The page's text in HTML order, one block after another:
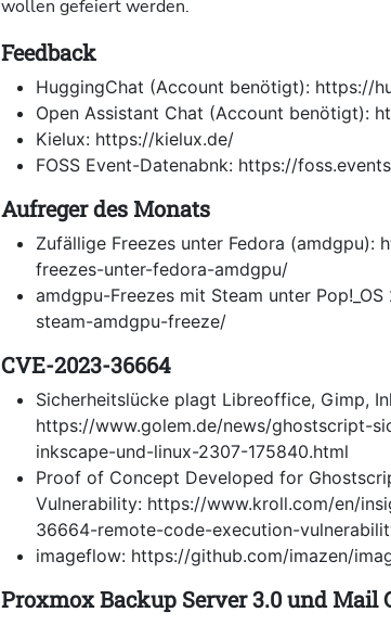
wollen gefeiert werden.
Feedback
HuggingChat (Account benötigt): https://
Open Assistant Chat (Account benötigt):
Kielux: https://kielux.de/
FOSS Event-Datenabnk: https://
Aufreger des Monats
Zufällige Freezes unter Fedora
freezes-unter-fedora-amdgpu/
amdgpu-Freezes mit Steam unter
steam-amdgpu-freeze/
CVE-2023-36664
Sicherheitslücke plagt Libreoffice, Gimp,
https://www.golem.de/news/ghostscript-
inkscape-und-linux-2307-175840.html
Proof of Concept Developed for
Vulnerability: https://www.kroll.com/en/
36664-remote-code-execution-
imageflow: https://github.com/imazen/
Proxmox Backup Server 3.0 und Mail